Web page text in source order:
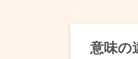
意味の